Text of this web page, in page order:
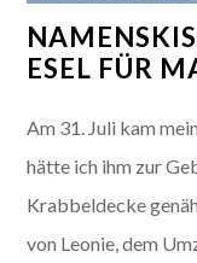
ESEL FÜR
Am 31. Juli kam
hätte ich ihm zur
Krabbeldecke
von Leonie, dem